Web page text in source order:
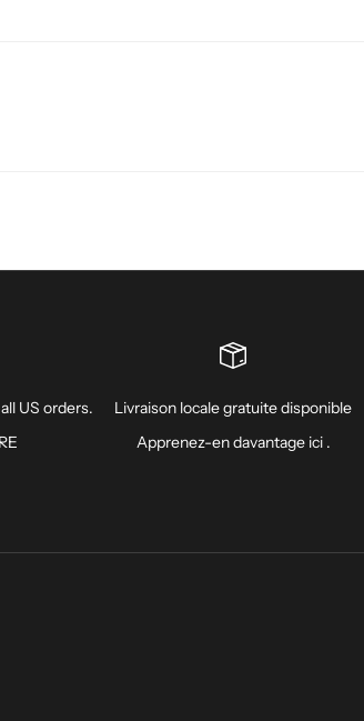
US orders.
Livraison locale gratuite disponible
Apprenez-en davantage ici.